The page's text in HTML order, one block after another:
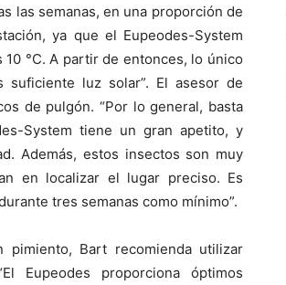
las semanas, en una proporción de
ya que el Eupeodes-System
°C. A partir de entonces, lo único
suficiente luz solar”. El asesor de
de pulgón. “Por lo general, basta
System tiene un gran apetito, y
Además, estos insectos son muy
en localizar el lugar preciso. Es
tres semanas como mínimo”.
Bart recomienda utilizar
Eupeodes proporciona óptimos